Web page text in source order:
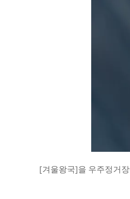
[겨울왕국]을 우주정거